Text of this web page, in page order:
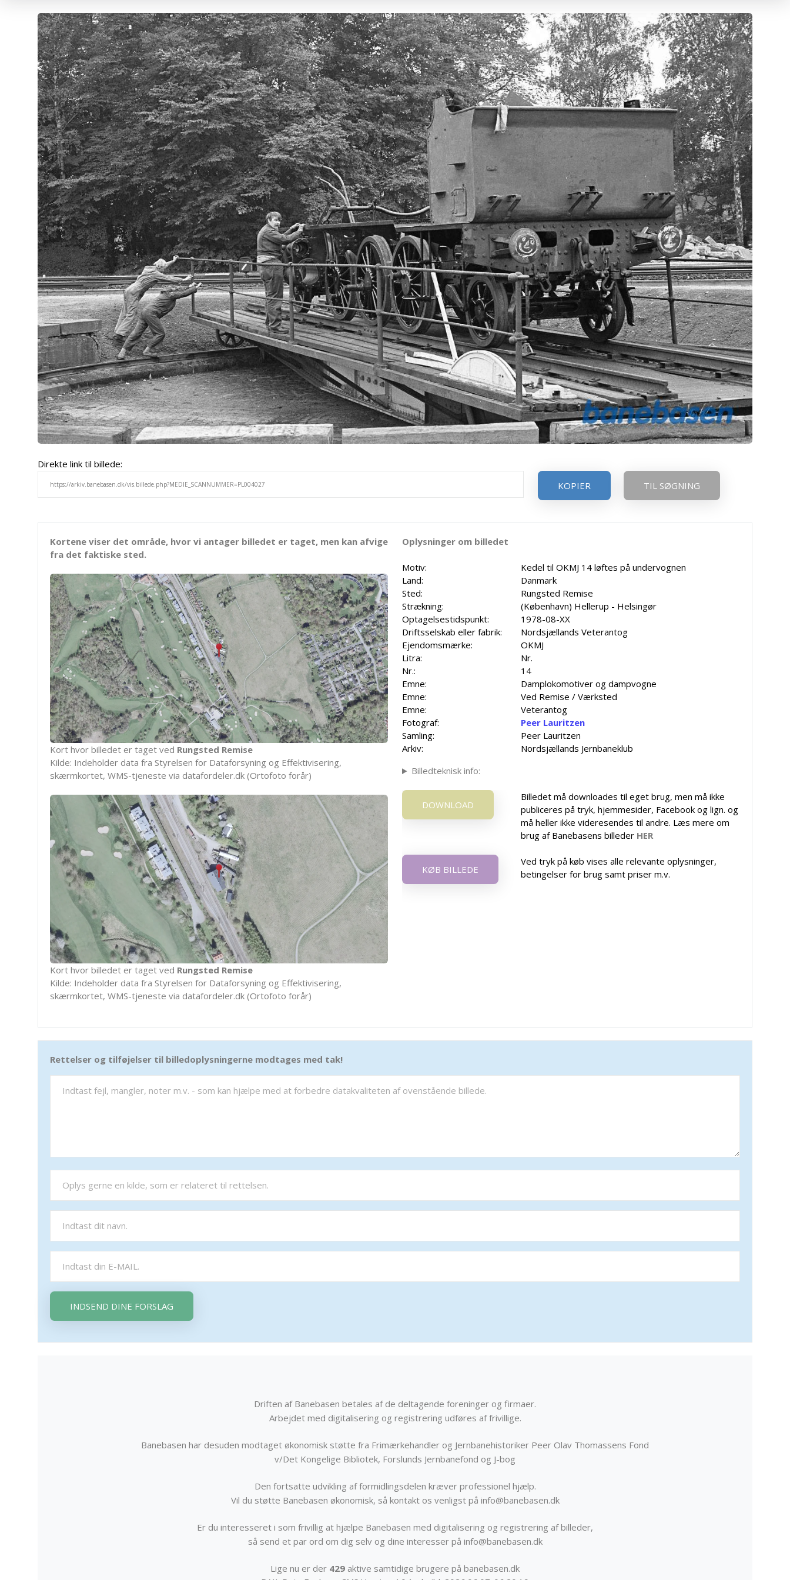
Direkte link til billede:
KOPIER
TIL SØGNING
Kortene viser det område, hvor vi antager billedet er taget, men kan afvige
fra det faktiske sted.
Kort hvor billedet er taget ved Rungsted Remise
Kilde: Indeholder data fra Styrelsen for Dataforsyning og Effektivisering,
skærmkortet, WMS-tjeneste via datafordeler.dk (Ortofoto forår)
Kort hvor billedet er taget ved Rungsted Remise
Kilde: Indeholder data fra Styrelsen for Dataforsyning og Effektivisering,
skærmkortet, WMS-tjeneste via datafordeler.dk (Ortofoto forår)
Oplysninger om billedet
Motiv:
Kedel til OKMJ 14 løftes på undervognen
Land:
Danmark
Sted:
Rungsted Remise
Strækning:
(København) Hellerup - Helsingør
Optagelsestidspunkt:
1978-08-XX
Driftsselskab eller fabrik:
Nordsjællands Veterantog
Ejendomsmærke:
OKMJ
Litra:
Nr.
Nr.:
14
Emne:
Damplokomotiver og dampvogne
Emne:
Ved Remise / Værksted
Emne:
Veterantog
Fotograf:
Peer Lauritzen
Samling:
Peer Lauritzen
Arkiv:
Nordsjællands Jernbaneklub
Billedteknisk info:
DOWNLOAD
Billedet må downloades til eget brug, men må ikke
publiceres på tryk, hjemmesider, Facebook og lign. og
må heller ikke videresendes til andre. Læs mere om
brug af Banebasens billeder HER
KØB BILLEDE
Ved tryk på køb vises alle relevante oplysninger,
betingelser for brug samt priser m.v.
Rettelser og tilføjelser til billedoplysningerne modtages med tak!
INDSEND DINE FORSLAG
Driften af Banebasen betales af de deltagende foreninger og firmaer.
Arbejdet med digitalisering og registrering udføres af frivillige.
Banebasen har desuden modtaget økonomisk støtte fra Frimærkehandler og Jernbanehistoriker Peer Olav Thomassens Fond
v/Det Kongelige Bibliotek, Forslunds Jernbanefond og J-bog
Den fortsatte udvikling af formidlingsdelen kræver professionel hjælp.
Vil du støtte Banebasen økonomisk, så kontakt os venligst på info@banebasen.dk
Er du interesseret i som frivillig at hjælpe Banebasen med digitalisering og registrering af billeder,
så send et par ord om dig selv og dine interesser på info@banebasen.dk
Lige nu er der 429 aktive samtidige brugere på banebasen.dk